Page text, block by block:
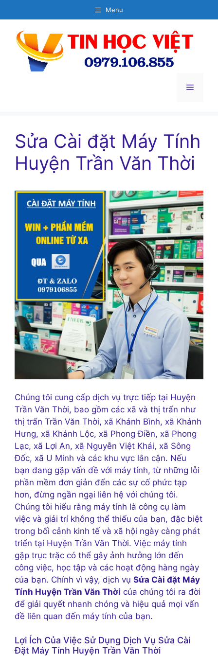
đến
dung
Menu
Menu
Sửa Cài đặt Máy Tính
Huyện Trần Văn Thời
Chúng tôi cung cấp dịch vụ trực tiếp tại Huyện
Trần Văn Thời, bao gồm các xã và thị trấn như
thị trấn Trần Văn Thời, xã Khánh Bình, xã Khánh
Hưng, xã Khánh Lộc, xã Phong Điền, xã Phong
Lạc, xã Lợi An, xã Nguyễn Việt Khái, xã Sông
Đốc, xã U Minh và các khu vực lân cận. Nếu
bạn đang gặp vấn đề với máy tính, từ những lỗi
phần mềm đơn giản đến các sự cố phức tạp
hơn, đừng ngần ngại liên hệ với chúng tôi.
Chúng tôi hiểu rằng máy tính là công cụ làm
việc và giải trí không thể thiếu của bạn, đặc biệt
trong bối cảnh kinh tế và xã hội ngày càng phát
triển tại Huyện Trần Văn Thời. Việc máy tính
gặp trục trặc có thể gây ảnh hưởng lớn đến
công việc, học tập và các hoạt động hàng ngày
của bạn. Chính vì vậy, dịch vụ Sửa Cài đặt Máy
Tính Huyện Trần Văn Thời của chúng tôi ra đời
để giải quyết nhanh chóng và hiệu quả mọi vấn
đề liên quan đến máy tính của bạn.
Lợi Ích Của Việc Sử Dụng Dịch Vụ Sửa Cài
Đặt Máy Tính Huyện Trần Văn Thời